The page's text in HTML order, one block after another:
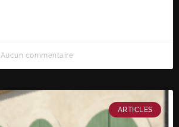
Aucun commentaire
ARTICLES